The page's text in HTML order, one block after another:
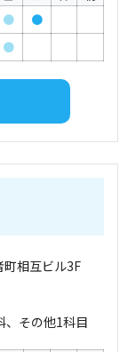
●
●
●
相互ビル3F
、その他1科目